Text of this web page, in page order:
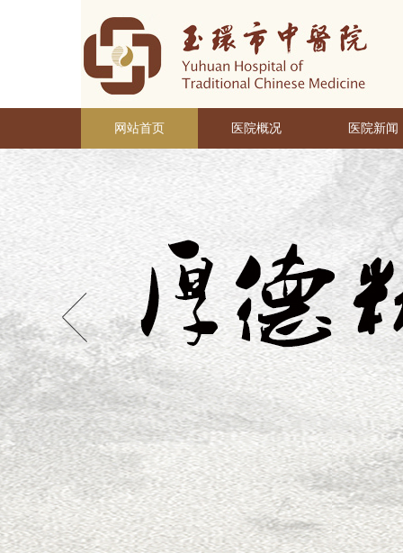
网站首页 医院概况 医院新闻